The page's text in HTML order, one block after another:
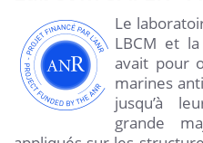
Le
LBCM et la
avait pour
marines
jusqu’à
grande